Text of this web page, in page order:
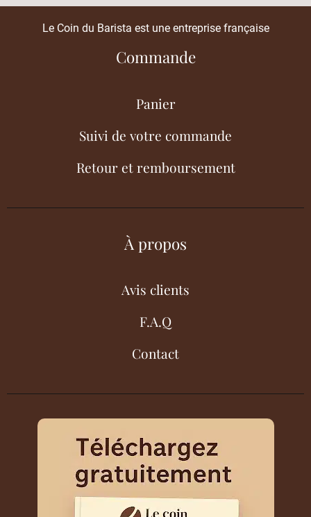
Le Coin du Barista est une entreprise française
Commande
Panier
Suivi de votre commande
Retour et remboursement
À propos
Avis clients
F.A.Q
Contact